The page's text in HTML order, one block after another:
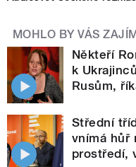
MOHLO BY VÁS
Někteří
k
Rusům,
Střední
vnímá hůř
prostředí,